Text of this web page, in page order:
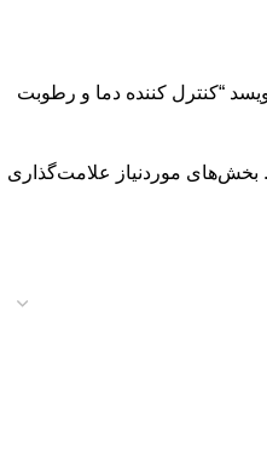
“كنترل كننده دما و رطوبت
بخش‌های موردنیاز علامت‌گذاری